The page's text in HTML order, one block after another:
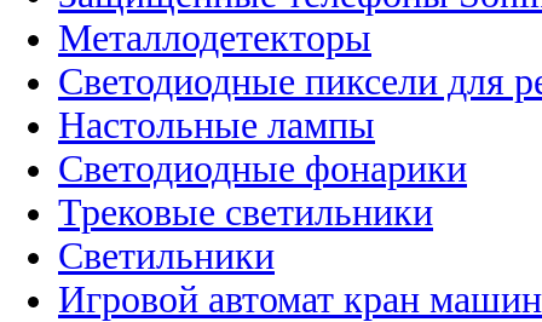
Металлодетекторы
Светодиодные пиксели для
Настольные лампы
Светодиодные фонарики
Трековые светильники
Светильники
Игровой автомат кран